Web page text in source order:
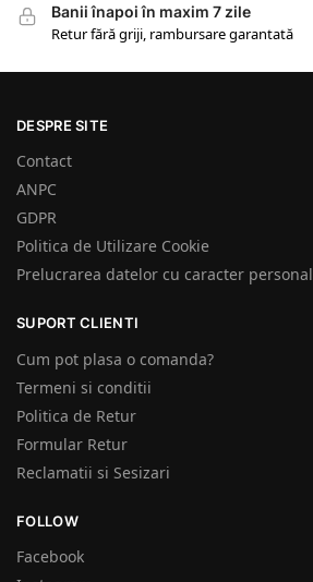
Banii înapoi în maxim 7 zile
Retur fără griji, rambursare garantată
DESPRE SITE
Contact
ANPC
GDPR
Politica de Utilizare Cookie
Prelucrarea datelor cu caracter personal
SUPORT CLIENTI
Cum pot plasa o comanda?
Termeni si conditii
Politica de Retur
Formular Retur
Reclamatii si Sesizari
FOLLOW
Facebook